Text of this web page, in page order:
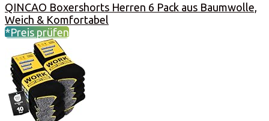
QINCAO Boxershorts Herren 6 Pack aus Baumwolle,
Weich & Komfortabel
*Preis prüfen